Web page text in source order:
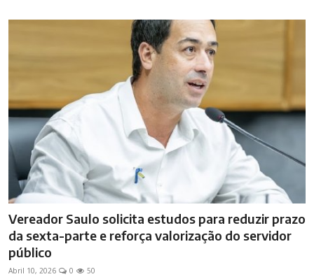
Vereador Saulo solicita estudos para reduzir prazo
da sexta-parte e reforça valorização do servidor
público
Abril 10, 2026 0 50